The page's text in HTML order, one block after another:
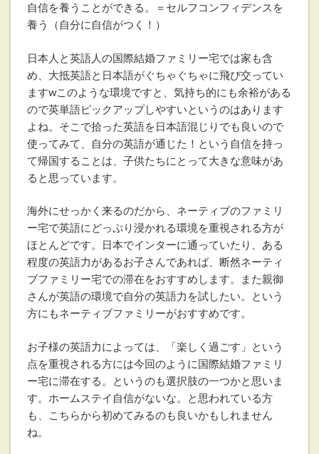
自信を養うことができる。＝セルフコンフィデンスを
養う（自分に自信がつく！）
日本人と英語人の国際結婚ファミリー宅では家も含
め、大抵英語と日本語がぐちゃぐちゃに飛び交ってい
ますwこのような環境ですと、 気持ち的にも余裕がある
ので英単語ピックアップしやすいというのはあります
よね。そこで拾った英語を日本語混じりでも良いので
使ってみて、自分の英語が通じた！という自信を持っ
て帰国することは、子供たちにとって大きな意味があ
ると思っています。
海外にせっかく来るのだから、ネーティブのファミリ
ー宅で英語にどっぷり浸かれる環境を重視される方が
ほとんどです。日本でインターに通っていたり、ある
程度の英語力があるお子さんであれば、断然ネーティ
ブファミリー宅での滞在をおすすめします。また親御
さんが英語の環境で自分の英語力を試したい。という
方にもネーティブファミリーがおすすめです。
お子様の英語力によっては、「楽しく過ごす」という
点を重視される方には今回のように国際結婚ファミリ
ー宅に滞在する。というのも選択肢の一つかと思いま
す。ホームステイ自信がないな。と思われている方
も、こちらから初めてみるのも良いかもしれません
ね。